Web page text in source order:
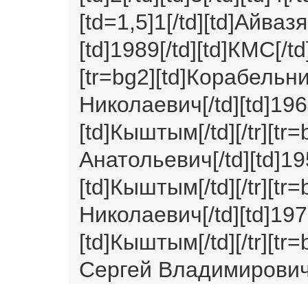
[td=1,5]1[/
[td]1989[/td][td]КМС[/
Николаевич[/
[td]Кыштым[/td][/
Анатольевич[/
[td]Кыштым[/td][/
Николаевич[/
[td]Кыштым[/td][/
Сергей